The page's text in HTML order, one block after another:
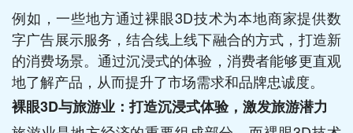
例如，一些地方通过裸眼3D技术为本地商家提供数
字广告展示服务，结合线上线下融合的方式，打造新
的消费场景。通过沉浸式的体验，消费者能够更直观
地了解产品，从而提升了市场需求和品牌忠诚度。
裸眼3D与旅游业：打造沉浸式体验，激发旅游潜力